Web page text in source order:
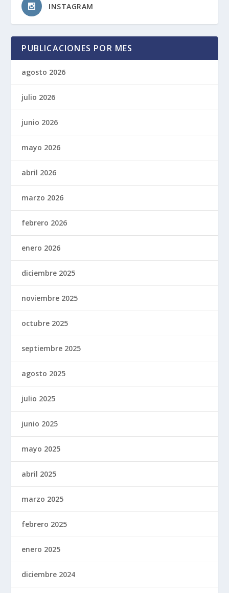
INSTAGRAM
PUBLICACIONES POR MES
agosto 2026
julio 2026
junio 2026
mayo 2026
abril 2026
marzo 2026
febrero 2026
enero 2026
diciembre 2025
noviembre 2025
octubre 2025
septiembre 2025
agosto 2025
julio 2025
junio 2025
mayo 2025
abril 2025
marzo 2025
febrero 2025
enero 2025
diciembre 2024